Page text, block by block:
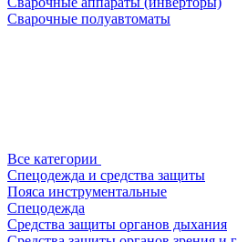
Сварочные полуавтоматы
Все категории
Спецодежда и средства защиты
Пояса инструментальные
Спецодежда
Средства защиты органов дыхания